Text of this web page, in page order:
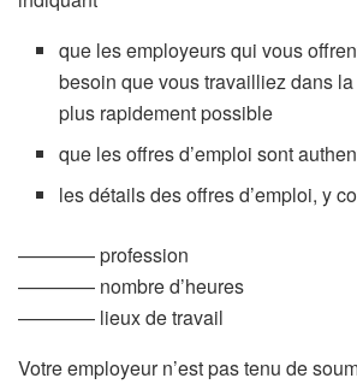
que les employeurs qui vous
besoin que vous travailliez dans
plus rapidement possible
que les offres d’emploi sont
les détails des offres d’emploi, y
————profession
———— nombre d’heures
———— lieux de travail
Votre employeur n’est pas tenu de